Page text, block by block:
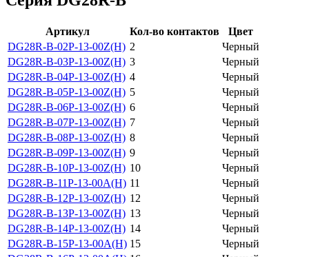
Артикул Кол-во контактов
Цвет
DG28R-B-02P-13-00Z(H) 2
Черный
DG28R-B-03P-13-00Z(H) 3
Черный
DG28R-B-04P-13-00Z(H) 4
Черный
DG28R-B-05P-13-00Z(H) 5
Черный
DG28R-B-06P-13-00Z(H) 6
Черный
DG28R-B-07P-13-00Z(H) 7
Черный
DG28R-B-08P-13-00Z(H) 8
Черный
DG28R-B-09P-13-00Z(H) 9
Черный
DG28R-B-10P-13-00Z(H) 10
Черный
DG28R-B-11P-13-00A(H) 11
Черный
DG28R-B-12P-13-00Z(H) 12
Черный
DG28R-B-13P-13-00Z(H) 13
Черный
DG28R-B-14P-13-00Z(H) 14
Черный
DG28R-B-15P-13-00A(H) 15
Черный